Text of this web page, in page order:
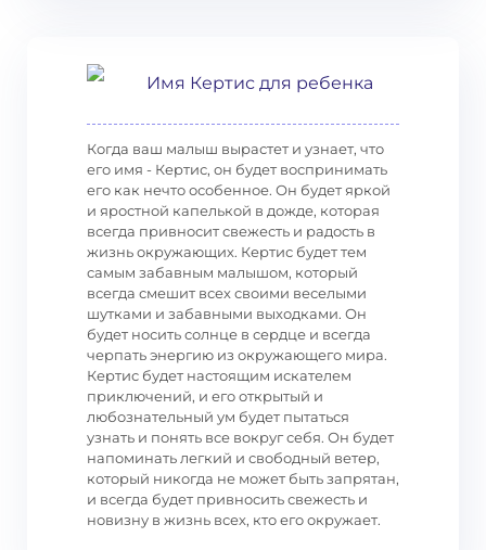
Имя Кертис для ребенка
Когда ваш малыш вырастет и узнает, что
его имя - Кертис, он будет воспринимать
его как нечто особенное. Он будет яркой
и яростной капелькой в дожде, которая
всегда привносит свежесть и радость в
жизнь окружающих. Кертис будет тем
самым забавным малышом, который
всегда смешит всех своими веселыми
шутками и забавными выходками. Он
будет носить солнце в сердце и всегда
черпать энергию из окружающего мира.
Кертис будет настоящим искателем
приключений, и его открытый и
любознательный ум будет пытаться
узнать и понять все вокруг себя. Он будет
напоминать легкий и свободный ветер,
который никогда не может быть запрятан,
и всегда будет привносить свежесть и
новизну в жизнь всех, кто его окружает.